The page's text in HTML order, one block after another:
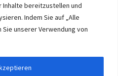
bereitzustellen und
Indem Sie auf „Alle
unserer Verwendung von
member of the ERUON